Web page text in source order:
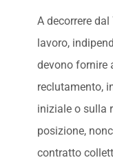
A decorrere
lavoro,
devono fornire
reclutamento,
iniziale o sulla
posizione,
contratto